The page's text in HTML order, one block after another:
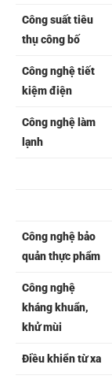
Công suất tiêu
thụ công bố
Công nghệ tiết
kiệm điện
Công nghệ làm
lạnh
Công nghệ bảo
quản thực phẩm
Công nghệ
kháng khuẩn,
khử mùi
Điều khiển từ xa